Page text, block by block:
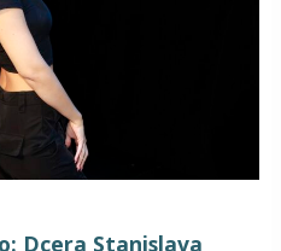
Dcera Stanislava